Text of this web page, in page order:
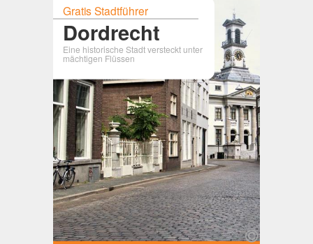
Gratis Stadtführer
Dordrecht
Eine historische Stadt versteckt unter
mächtigen Flüssen